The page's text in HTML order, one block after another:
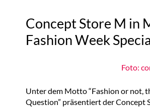
Concept Store M in
Fashion Week
Foto:
Unter dem Motto “Fashion or not,
Question” präsentiert der Concept